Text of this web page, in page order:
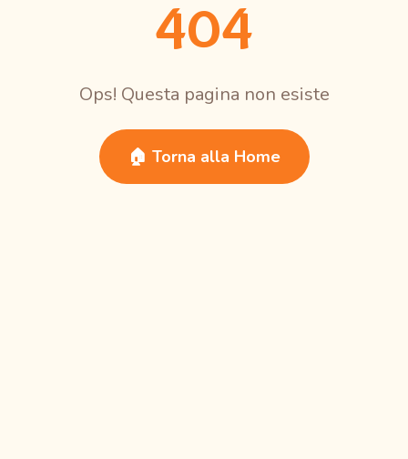
404
Ops! Questa pagina non esiste
🏠 Torna alla Home